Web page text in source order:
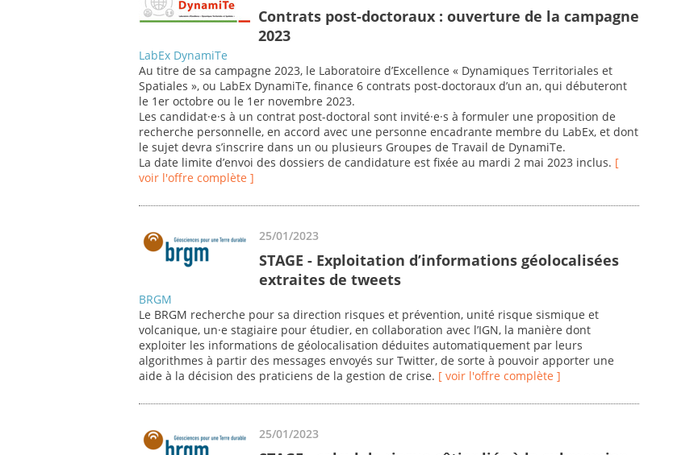
Contrats post-doctoraux : ouverture de la campagne
2023
LabEx DynamiTe
Au titre de sa campagne 2023, le Laboratoire d’Excellence « Dynamiques Territoriales et
Spatiales », ou LabEx DynamiTe, finance 6 contrats post-doctoraux d’un an, qui débuteront
le 1er octobre ou le 1er novembre 2023.
Les candidat·e·s à un contrat post-doctoral sont invité·e·s à formuler une proposition de
recherche personnelle, en accord avec une personne encadrante membre du LabEx, et dont
le sujet devra s’inscrire dans un ou plusieurs Groupes de Travail de DynamiTe.
La date limite d’envoi des dossiers de candidature est fixée au mardi 2 mai 2023 inclus. [
voir l'offre complète ]
25/01/2023
STAGE - Exploitation d’informations géolocalisées
extraites de tweets
BRGM
Le BRGM recherche pour sa direction risques et prévention, unité risque sismique et
volcanique, un·e stagiaire pour étudier, en collaboration avec l’IGN, la manière dont
exploiter les informations de géolocalisation déduites automatiquement par leurs
algorithmes à partir des messages envoyés sur Twitter, de sorte à pouvoir apporter une
aide à la décision des praticiens de la gestion de crise. [ voir l'offre complète ]
25/01/2023